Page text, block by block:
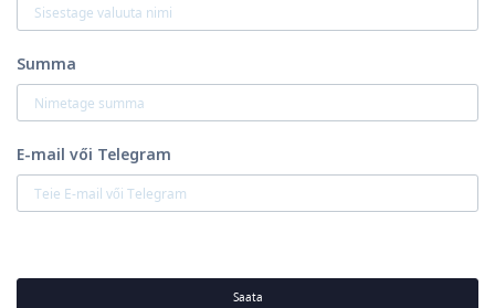
Summa
E-mail vői Telegram
Saata